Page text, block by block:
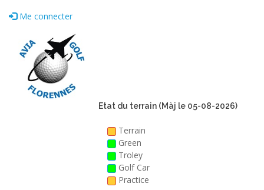
Me connecter
Etat du terrain (Màj le 05-08-2026)
Terrain
Green
Troley
Golf Car
Practice